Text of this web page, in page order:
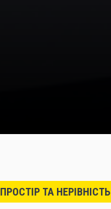
ПРОСТІР ТА НЕРІВНІСТЬ